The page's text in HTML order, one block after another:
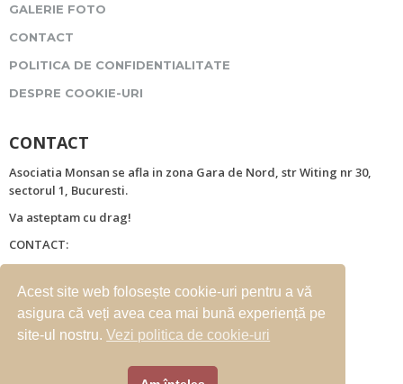
GALERIE FOTO
CONTACT
POLITICA DE CONFIDENTIALITATE
DESPRE COOKIE-URI
CONTACT
Asociatia Monsan se afla in zona Gara de Nord, str Witing nr 30,
sectorul 1, Bucuresti.
Va asteptam cu drag!
CONTACT:
Mobil: 0722259654
E-mail: office@camin-monsan.ro
Acest site web folosește cookie-uri pentru a vă
asigura că veți avea cea mai bună experiență pe
site-ul nostru.Vezi politica de cookie-uri